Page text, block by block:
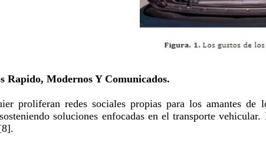
Rapido, Modernos Y Comunicados.
proliferan redes sociales propias para los amantes
soluciones enfocadas en el transporte